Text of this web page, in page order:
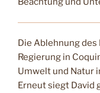
Die Ablehnung
Regierung in
Umwelt und Natur
Erneut siegt David